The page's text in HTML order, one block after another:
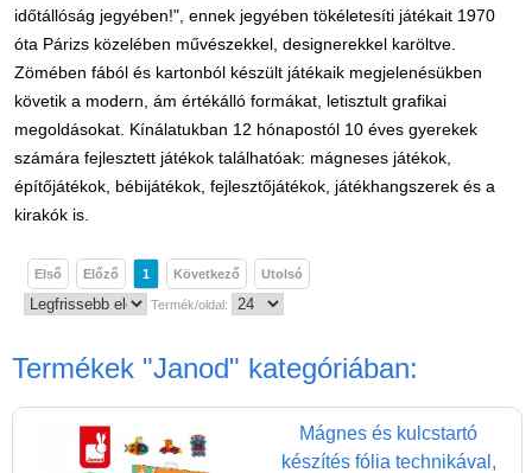
időtállóság jegyében!", ennek jegyében tökéletesíti játékait 1970
óta Párizs közelében művészekkel, designerekkel karöltve.
Zömében fából és kartonból készült játékaik megjelenésükben
követik a modern, ám értékálló formákat, letisztult grafikai
megoldásokat. Kínálatukban 12 hónapostól 10 éves gyerekek
számára fejlesztett játékok találhatóak: mágneses játékok,
építőjátékok, bébijátékok, fejlesztőjátékok, játékhangszerek és a
kirakók is.
Első Előző 1 Következő Utolsó
Termék/oldal:
Termékek "Janod" kategóriában:
Mágnes és kulcstartó
készítés fólia technikával,
Foglalkoztató füzet
Fajátékok
Játék hangszer
Futóbiciklik, rollerek
Iskolaszerek
Kreatív játék
Licenszes TOP